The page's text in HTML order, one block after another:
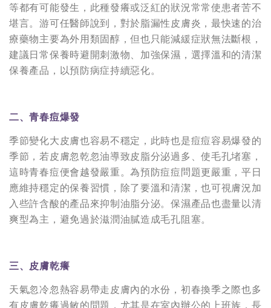
等都有可能發生，此種發癢或泛紅的狀況常常使患者苦不
堪言。游可任醫師說到，對於脂漏性皮膚炎，最快速的治
療藥物主要為外用類固醇，但也只能減緩症狀無法斷根，
建議日常保養時避開刺激物、加強保濕，選擇溫和的清潔
保養產品，以預防病症持續惡化。
二、青春痘爆發
季節變化大皮膚也容易不穩定，此時也是痘痘容易爆發的
季節，若皮膚忽乾忽油導致皮脂分泌過多、使毛孔堵塞，
這時青春痘便會越發嚴重。為預防痘痘問題更嚴重，平日
應維持穩定的保養習慣，除了要溫和清潔，也可視膚況加
入些許含酸的產品來抑制油脂分泌。保濕產品也盡量以清
爽型為主，避免過於滋潤油膩造成毛孔阻塞。
三、皮膚乾癢
天氣忽冷忽熱容易帶走皮膚內的水份，初春換季之際也多